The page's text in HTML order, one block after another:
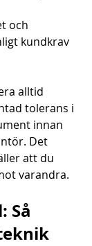
och
kundkrav
alltid
tolerans i
innan
Det
att du
varandra.
Så